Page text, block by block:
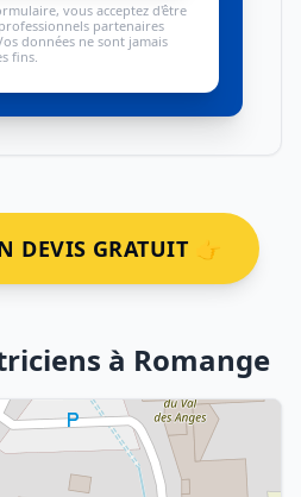
vous acceptez d'être
partenaires
données ne sont jamais
fins.
DEVIS GRATUIT 👉
à Romange